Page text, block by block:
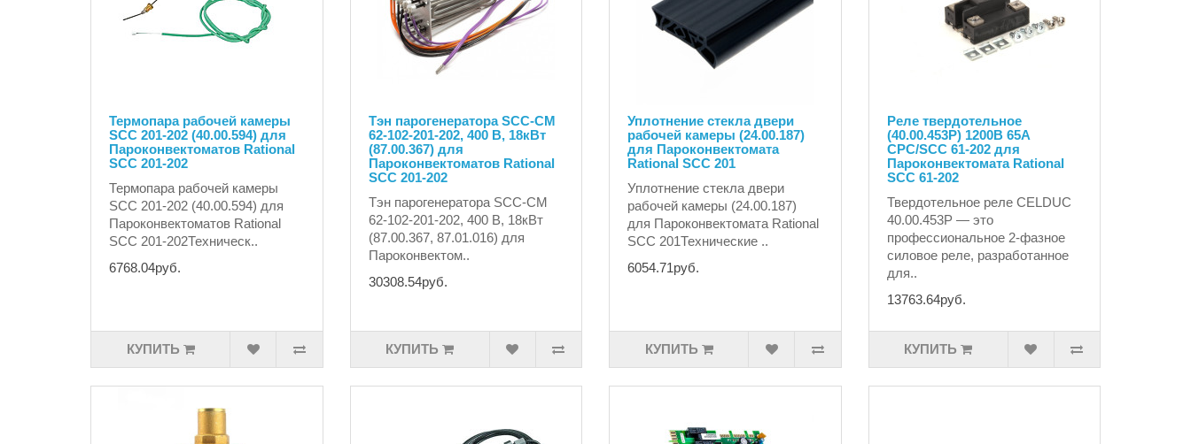
Термопара рабочей камеры
SCC 201-202 (40.00.594) для
Пароконвектоматов Rational
SCC 201-202
Термопара рабочей камеры
SCC 201-202 (40.00.594) для
Пароконвектоматов Rational
SCC 201-202Техническ..
6768.04руб.
КУПИТЬ
Тэн парогенератора SCC-CM
62-102-201-202, 400 В, 18кВт
(87.00.367) для
Пароконвектоматов Rational
SCC 201-202
Тэн парогенератора SCC-CM
62-102-201-202, 400 В, 18кВт
(87.00.367, 87.01.016) для
Пароконвектом..
30308.54руб.
КУПИТЬ
Уплотнение стекла двери
рабочей камеры (24.00.187)
для Пароконвектомата
Rational SCC 201
Уплотнение стекла двери
рабочей камеры (24.00.187)
для Пароконвектомата Rational
SCC 201Технические ..
6054.71руб.
КУПИТЬ
Реле твердотельное
(40.00.453P) 1200B 65A
CPC/SCC 61-202 для
Пароконвектомата Rational
SCC 61-202
Твердотельное реле CELDUC
40.00.453P — это
профессиональное 2-фазное
силовое реле, разработанное
для..
13763.64руб.
КУПИТЬ